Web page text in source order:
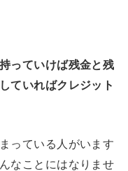
っていけば残金と残
ていればクレジット
っている人がいます
なことにはなりませ